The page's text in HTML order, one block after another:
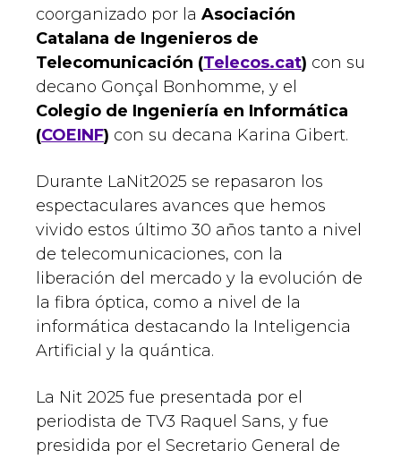
coorganizado por la Asociación
Catalana de Ingenieros de
Telecomunicación (Telecos.cat) con su
decano Gonçal Bonhomme, y el
Colegio de Ingeniería en Informática
(COEINF) con su decana Karina Gibert.
Durante LaNit2025 se repasaron los
espectaculares avances que hemos
vivido estos último 30 años tanto a nivel
de telecomunicaciones, con la
liberación del mercado y la evolución de
la fibra óptica, como a nivel de la
informática destacando la Inteligencia
Artificial y la quántica.
La Nit 2025 fue presentada por el
periodista de TV3 Raquel Sans, y fue
presidida por el Secretario General de